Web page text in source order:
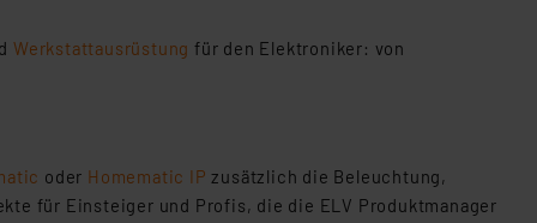
Werkstattausrüstung für den Elektroniker: von
oder Homematic IP zusätzlich die Beleuchtung,
für Einsteiger und Profis, die die ELV Produktmanager